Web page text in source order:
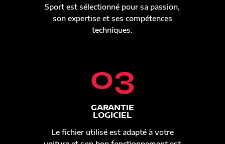
Sport est sélectionné pour sa passion,
son expertise et ses compétences
techniques.
03
GARANTIE
LOGICIEL
Le fichier utilisé est adapté à votre